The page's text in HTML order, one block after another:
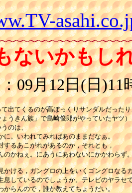
ないかもし
月12日(日)11
出てくるのが高ぼっくりサンダルだった
うきん族」で島崎俊郎がやっていたヤツ）
のは、
に。いわれてみればあのままだなぁ。
するあこがれがあるのか，それとも，
のかねぇ。にあうにあわないにかかわらず
かける，ガングロの上をいくゴングロなる
息しているのでしょうか。テレビのヤラセ
からんので，誰か教えてちょうだい。